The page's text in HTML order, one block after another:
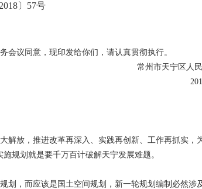
〕57号
会议同意，现印发给你们，请认真贯彻执行。
常州市天宁区人
解放，推进改革再深入、实践再创新、工作再抓实，
规划就是要千万百计破解天宁发展难题。
划，而应该是国土空间规划，新一轮规划编制必然涉